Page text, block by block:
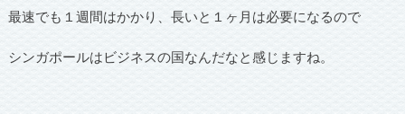
最速でも１週間はかかり、長いと１ヶ月は必要になるので
シンガポールはビジネスの国なんだなと感じますね。